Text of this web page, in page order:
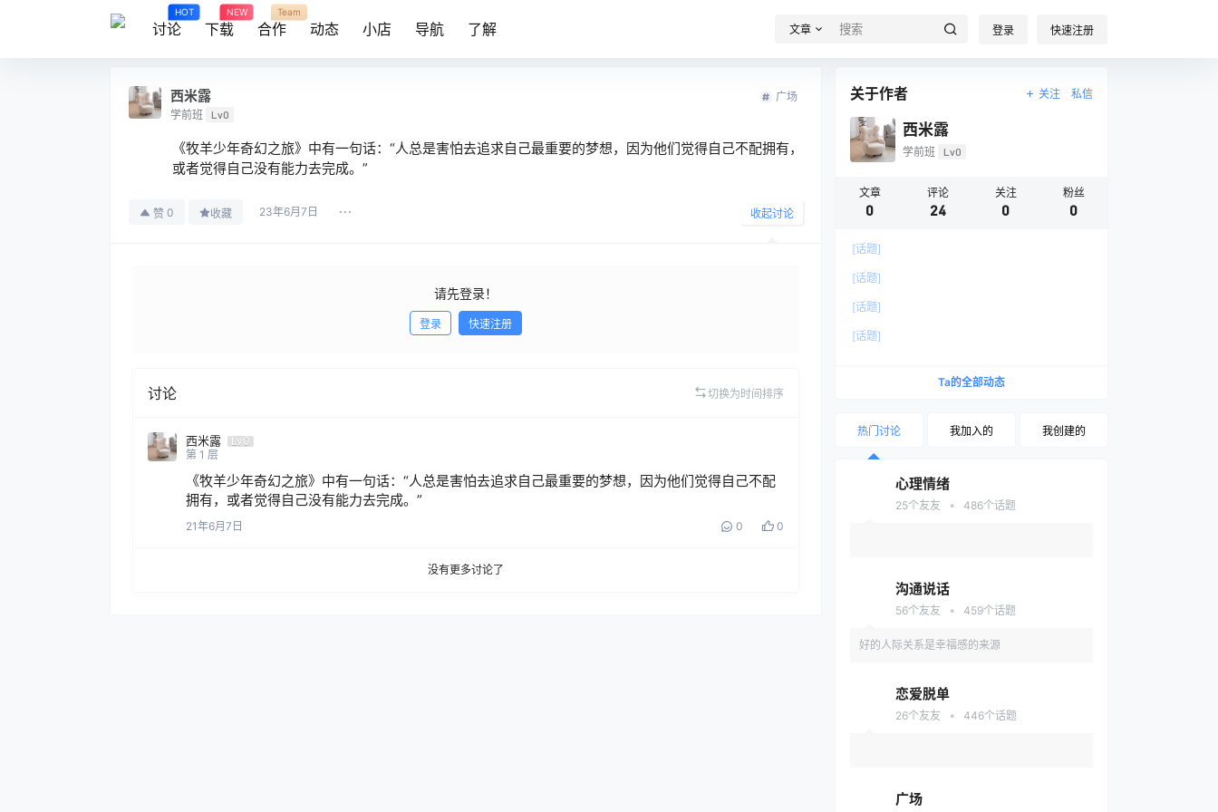
讨论
HOT
下载
NEW
合作
Team
动态 小店 导航 了解 文章 登录 快速注册
西米露
学前班 Lv0
广场
《牧羊少年奇幻之旅》中有一句话：“人总是害怕去追求自己最重要的梦想，因为他们觉得自己不配拥有，
或者觉得自己没有能力去完成。”
赞 0 收藏 23年6月7日 收起讨论
请先登录！
登录 快速注册
讨论 切换为时间排序
西米露
Lv0
第 1 层
《牧羊少年奇幻之旅》中有一句话：“人总是害怕去追求自己最重要的梦想，因为他们觉得自己不配
拥有，或者觉得自己没有能力去完成。”
21年6月7日 0 0
没有更多讨论了
关于作者 关注 私信
西米露
学前班 Lv0
文章
0
评论
24
关注
0
粉丝
0
[话题]
[话题]
[话题]
[话题]
Ta的全部动态
热门讨论 我加入的 我创建的
心理情绪
25个友友 • 486个话题
沟通说话
56个友友 • 459个话题
好的人际关系是幸福感的来源
恋爱脱单
26个友友 • 446个话题
广场